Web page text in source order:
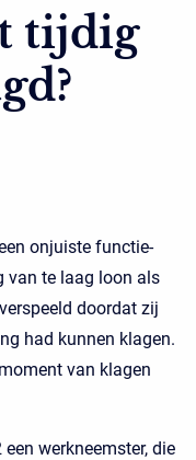
tijdig
onjuiste functie-
van te laag loon als
doordat zij
had kunnen klagen.
van klagen
werkneemster, die